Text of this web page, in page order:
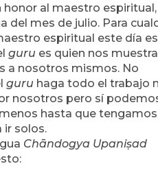
honor al maestro
del mes de julio. Para
espiritual este día
guru es quien nos
a nosotros mismos. No
guru haga todo el trabajo
nosotros pero sí
hasta que
ir solos.
Chāndogya Upaniṣad